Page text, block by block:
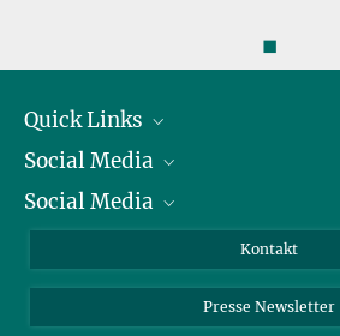
◼
Quick Links
Präsident
Zahlen und Fakten
Social Media
Bluesky
TikTok
Social Media
Instagram
YouTube
Kontakt
Presse Newsletter